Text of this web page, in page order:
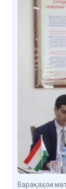
Варақаҳои